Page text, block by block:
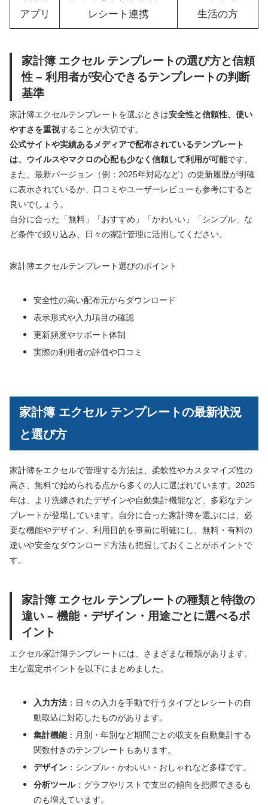
アプリ
レシート連携
生活の方
家計簿 エクセル テンプレートの選び方と信頼
性 – 利用者が安心できるテンプレートの判断
基準
家計簿エクセルテンプレートを選ぶときは安全性と信頼性、使い
やすさを重視することが大切です。
公式サイトや実績あるメディアで配布されているテンプレート
は、ウイルスやマクロの心配も少なく信頼して利用が可能です。
また、最新バージョン（例：2025年対応など）の更新履歴が明確
に表示されているか、口コミやユーザーレビューも参考にすると
良いでしょう。
自分に合った「無料」「おすすめ」「かわいい」「シンプル」な
ど条件で絞り込み、日々の家計管理に活用してください。
家計簿エクセルテンプレート選びのポイント
安全性の高い配布元からダウンロード
表示形式や入力項目の確認
更新頻度やサポート体制
実際の利用者の評価や口コミ
家計簿 エクセル テンプレートの最新状況
と選び方
家計簿をエクセルで管理する方法は、柔軟性やカスタマイズ性の
高さ、無料で始められる点から多くの人に選ばれています。2025
年は、より洗練されたデザインや自動集計機能など、多彩なテン
プレートが登場しています。自分に合った家計簿を選ぶには、必
要な機能やデザイン、利用目的を事前に明確にし、無料・有料の
違いや安全なダウンロード方法も把握しておくことがポイントで
す。
家計簿 エクセル テンプレートの種類と特徴の
違い – 機能・デザイン・用途ごとに選べるポ
イント
エクセル家計簿テンプレートには、さまざまな種類があります。
主な選定ポイントを以下にまとめました。
入力方法 ：日々の入力を手動で行うタイプとレシートの自
動取込に対応したものがあります。
集計機能：月別・年別など期間ごとの収支を自動集計する
関数付きのテンプレートもあります。
デザイン ：シンプル・かわいい・おしゃれなど多様です。
分析ツール：グラフやリストで支出の傾向を把握できるも
のも増えています。